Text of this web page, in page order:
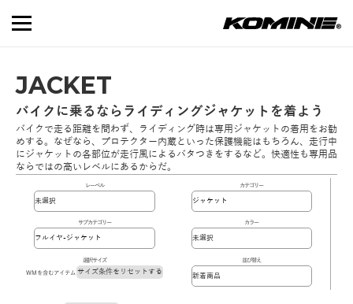
JACKET
バイクに乗るならライディングジャケットを着よう
バイクで走る距離を問わず、ライディング時は専用ジャケットの着用をお勧
めする。なぜなら、プロテクター内蔵といった保護機能はもちろん、走行中
にジャケットの各部位が走行風によるバタつきをするなど。快適性も専用品
ならではの高いレベルにあるからだ。
レーベル カテゴリー
サブカテゴリー カラー
選択サイズ
WMを含むアイテム サイズ条件をリセットする
並び替え